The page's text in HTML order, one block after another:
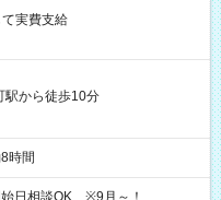
実費支給
駅から徒歩10分
時間
日相談OK ※9月～！